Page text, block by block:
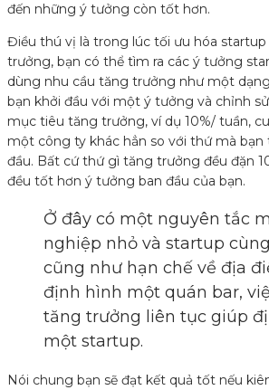
đến những ý tưởng còn tốt hơn.
Điều thú vị là trong lúc tối ưu hóa
trưởng, bạn có thể tìm ra các ý tưởng
dùng nhu cầu tăng trưởng như một
bạn khởi đầu với một ý tưởng và chỉnh
mục tiêu tăng trưởng, ví dụ 10%/ tuần,
một công ty khác hẳn so với thứ mà
đầu. Bất cứ thứ gì tăng trưởng đều đặn
đều tốt hơn ý tưởng ban đầu của bạn.
Ở đây có một nguyên tắc
nghiệp nhỏ và startup
cũng như hạn chế về địa
định hình một quán bar,
tăng trưởng liên tục giúp
một startup.
Nói chung bạn sẽ đạt kết quả tốt nếu